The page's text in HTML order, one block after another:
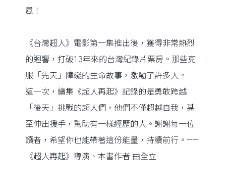
風！
《台灣超人》電影第一集推出後，獲得非常熱烈
的迴響，打破13年來的台灣紀錄片票房。那些克
服「先天」障礙的生命故事，激勵了許多人。
這一次，續集《超人再起》記錄的是勇敢跨越
「後天」挑戰的超人們，他們不僅超越自我，甚
至伸出援手，幫助有一樣經歷的人。謝謝每一位
讀者，希望你也能帶著這份能量，持續前行。——
《超人再起》導演、本書作者 曲全立